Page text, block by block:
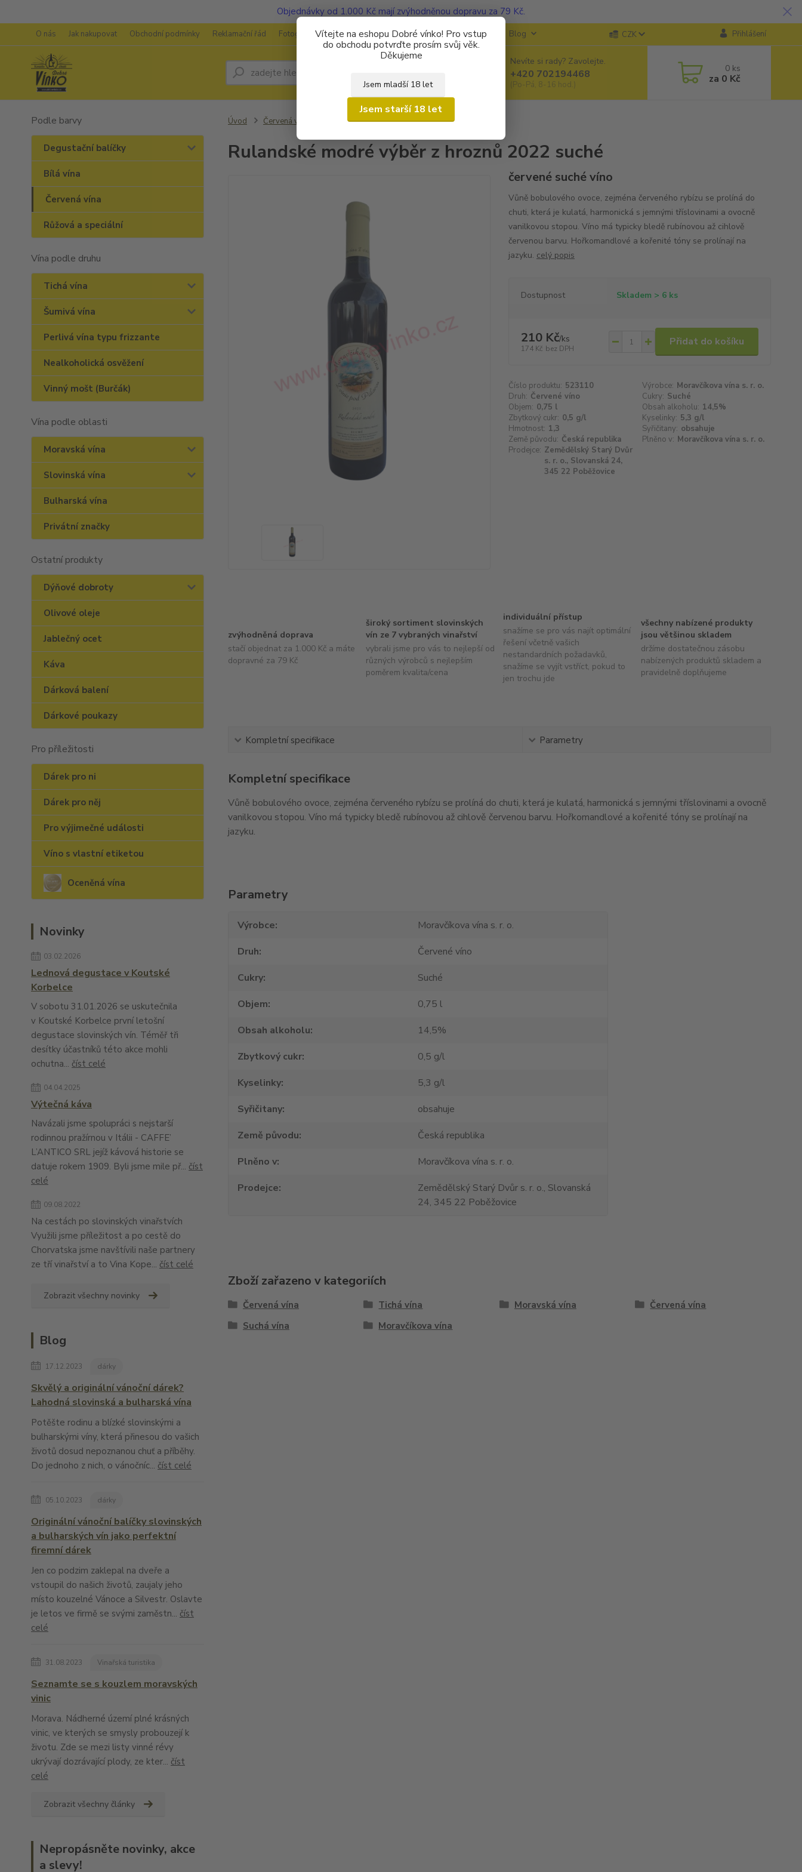
Objednávky od 1.000 Kč mají zvýhodněnou dopravu za 79 Kč.
Vítejte na eshopu Dobré vínko! Pro vstup
do obchodu potvrďte prosím svůj věk.
Děkujeme
Jsem mladší 18 let
Jsem starší 18 let
O nás Jak nakupovat Obchodní podmínky Reklamační řád Fotogalerie Kontakty Ochrana soukromí O vinařstvích Blog CZK Přihlášení
Nevíte si rady? Zavolejte.
+420 702194468
(Po-Pá, 8-16 hod.)
0 ks
za 0 Kč
Podle barvy
Degustační balíčky
Bílá vína
Červená vína
Růžová a speciální
Vína podle druhu
Tichá vína
Šumivá vína
Perlivá vína typu frizzante
Nealkoholická osvěžení
Vinný mošt (Burčák)
Vína podle oblasti
Moravská vína
Slovinská vína
Bulharská vína
Privátní značky
Ostatní produkty
Dýňové dobroty
Olivové oleje
Jablečný ocet
Káva
Dárková balení
Dárkové poukazy
Pro příležitosti
Dárek pro ni
Dárek pro něj
Pro výjimečné události
Víno s vlastní etiketou
Oceněná vína
Novinky
03.02.2026
Lednová degustace v Koutské
Korbelce
V sobotu 31.01.2026 se uskutečnila
v Koutské Korbelce první letošní
degustace slovinských vín. Téměř tři
desítky účastníků této akce mohli
ochutna... číst celé
04.04.2025
Výtečná káva
Navázali jsme spolupráci s nejstarší
rodinnou pražírnou v Itálii - CAFFE’
L’ANTICO SRL jejíž kávová historie se
datuje rokem 1909. Byli jsme mile př... číst
celé
09.08.2022
Na cestách po slovinských vinařstvích
Využili jsme příležitost a po cestě do
Chorvatska jsme navštívili naše partnery
ze tří vinařství a to Vina Kope... číst celé
Zobrazit všechny novinky
Blog
17.12.2023 dárky
Skvělý a originální vánoční dárek?
Lahodná slovinská a bulharská vína
Potěšte rodinu a blízké slovinskými a
bulharskými víny, která přinesou do vašich
životů dosud nepoznanou chuť a příběhy.
Do jednoho z nich, o vánočníc... číst celé
05.10.2023 dárky
Originální vánoční balíčky slovinských
a bulharských vín jako perfektní
firemní dárek
Jen co podzim zaklepal na dveře a
vstoupil do našich životů, zaujaly jeho
místo kouzelné Vánoce a Silvestr. Oslavte
je letos ve firmě se svými zaměstn... číst
celé
31.08.2023 Vinařská turistika
Seznamte se s kouzlem moravských
vinic
Morava. Nádherné území plné krásných
vinic, ve kterých se smysly probouzejí k
životu. Zde se mezi listy vinné révy
ukrývají dozrávající plody, ze kter... číst
celé
Zobrazit všechny články
Nepropásněte novinky, akce
a slevy!
Úvod Červená vína Rulandské modré výběr z hroznů 2022 suché
Rulandské modré výběr z hroznů 2022 suché
červené suché víno
Vůně bobulového ovoce, zejména červeného rybízu se prolíná do
chuti, která je kulatá, harmonická s jemnými tříslovinami a ovocně
vanilkovou stopou. Víno má typicky bledě rubínovou až cihlově
červenou barvu. Hořkomandlové a kořenité tóny se prolínají na
jazyku. celý popis
Dostupnost Skladem > 6 ks
210 Kč/ks
174 Kč bez DPH
Přidat do košíku
Číslo produktu: 523110 Výrobce: Moravčíkova vína s. r. o.
Druh: Červené víno Cukry: Suché
Objem: 0,75 l Obsah alkoholu: 14,5%
Zbytkový cukr: 0,5 g/l Kyselinky: 5,3 g/l
Hmotnost: 1,3 Syřičitany: obsahuje
Země původu: Česká republika Plněno v: Moravčíkova vína s. r. o.
Prodejce: Zemědělský Starý Dvůr
s. r. o., Slovanská 24,
345 22 Poběžovice
zvýhodněná doprava
stačí objednat za 1.000 Kč a máte
dopravné za 79 Kč
široký sortiment slovinských
vín ze 7 vybraných vinařství
vybrali jsme pro vás to nejlepší od
různých výrobců s nejlepším
poměrem kvalita/cena
individuální přístup
snažíme se pro vás najít optimální
řešení včetně vašich
nestandardních požadavků,
snažíme se vyjít vstříct, pokud to
jen trochu jde
všechny nabízené produkty
jsou většinou skladem
držíme dostatečnou zásobu
nabízených produktů skladem a
pravidelně doplňujeme
Kompletní specifikace Parametry
Kompletní specifikace
Vůně bobulového ovoce, zejména červeného rybízu se prolíná do chuti, která je kulatá, harmonická s jemnými tříslovinami a ovocně
vanilkovou stopou. Víno má typicky bledě rubínovou až cihlově červenou barvu. Hořkomandlové a kořenité tóny se prolínají na
jazyku.
Parametry
Výrobce
Moravčíkova vína s. r. o.
Druh
Červené víno
Cukry
Suché
Objem
0,75 l
Obsah alkoholu
14,5%
Zbytkový cukr
0,5 g/l
Kyselinky
5,3 g/l
Syřičitany
obsahuje
Země původu
Česká republika
Plněno v
Moravčíkova vína s. r. o.
Prodejce
Zemědělský Starý Dvůr s. r. o., Slovanská
24, 345 22 Poběžovice
Zboží zařazeno v kategoriích
Červená vína Tichá vína Moravská vína
Červená vína
Suchá vína
Moravčíkova vína